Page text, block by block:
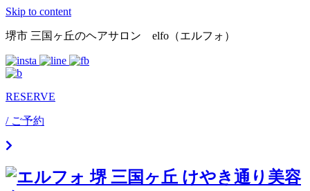
Skip to content
堺市 三国ヶ丘のヘアサロン elfo（エルフォ）
RESERVE
/ ご予約